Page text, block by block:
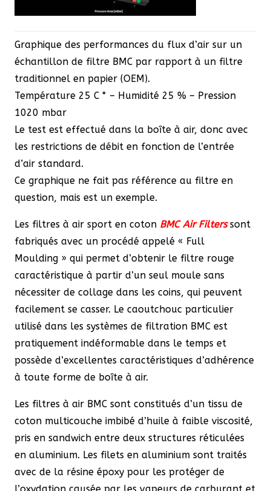
Graphique des performances du flux d’air sur un
échantillon de filtre BMC par rapport à un filtre
traditionnel en papier (OEM).
Température 25 C ° – Humidité 25 % – Pression
1020 mbar
Le test est effectué dans la boîte à air, donc avec
les restrictions de débit en fonction de l’entrée
d’air standard.
Ce graphique ne fait pas référence au filtre en
question, mais est un exemple.
Les filtres à air sport en coton BMC Air Filters sont
fabriqués avec un procédé appelé « Full
Moulding » qui permet d’obtenir le filtre rouge
caractéristique à partir d’un seul moule sans
nécessiter de collage dans les coins, qui peuvent
facilement se casser. Le caoutchouc particulier
utilisé dans les systèmes de filtration BMC est
pratiquement indéformable dans le temps et
possède d’excellentes caractéristiques d’adhérence
à toute forme de boîte à air.
Les filtres à air BMC sont constitués d’un tissu de
coton multicouche imbibé d’huile à faible viscosité,
pris en sandwich entre deux structures réticulées
en aluminium. Les filets en aluminium sont traités
avec de la résine époxy pour les protéger de